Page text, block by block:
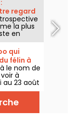
regard
la plus
en
6
pour ses
et
qui
félin à
le nom de
à
au 23 août
dizaine
ou encore
du